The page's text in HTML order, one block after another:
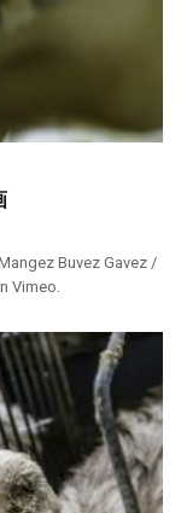
Buvez Gavez /
Vimeo.